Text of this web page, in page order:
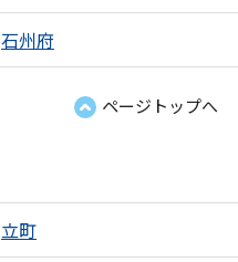
石州府
ページトップへ
立町